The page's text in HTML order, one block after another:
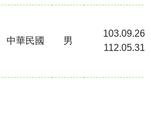
中華民國 男
103.09.26
112.05.31